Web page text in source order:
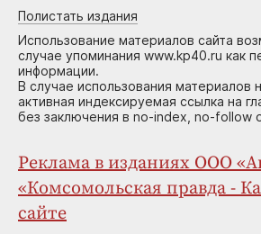
Полистать издания
Использование материалов сайта
случае упоминания www.kp40.ru как
информации.
В случае использования материалов
активная индексируемая ссылка на
без заключения в no-index, no-follow
Реклама в изданиях ООО
«Комсомольская правда -
сайте